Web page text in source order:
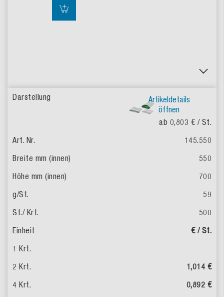
Artikeldetails
öffnen
ab 0,803 € / St.
145.550
550
700
59
500
€ / St.
1,014 €
0,892 €